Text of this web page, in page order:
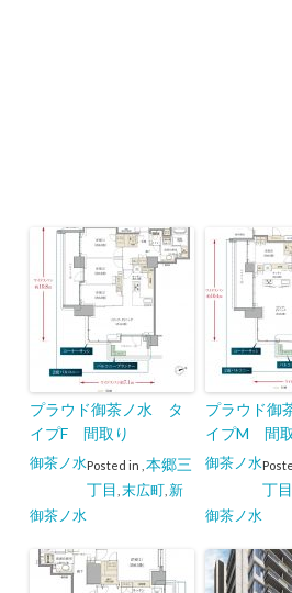
プラウド御茶ノ水 タ
イプF 間取り
Posted in
御茶ノ水
本郷三
丁目 末広町 新
御茶ノ水
プラウド御
イプM 間
御茶ノ水
丁目
御茶ノ水